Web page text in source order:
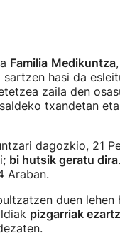
Familia Medikuntza,
hasi da
zaila den
txandetan
dagozkio, 21
bi hutsik geratu dira
Araban.
duen lehen
pizgarriak